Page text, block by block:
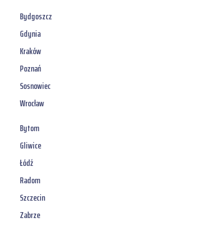
Bydgoszcz
Gdynia
Kraków
Poznań
Sosnowiec
Wrocław
Bytom
Gliwice
Łódź
Radom
Szczecin
Zabrze